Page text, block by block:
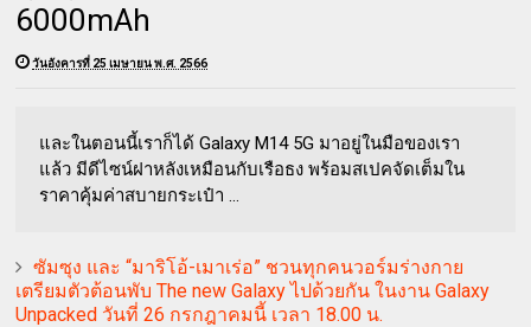
6000mAh
วันอังคารที่ 25 เมษายน พ.ศ. 2566
และในตอนนี้เราก็ได้ Galaxy M14 5G มาอยู่ในมือของเรา
แล้ว มีดีไซน์ฝาหลังเหมือนกับเรือธง พร้อมสเปคจัดเต็มใน
ราคาคุ้มค่าสบายกระเป๋า ...
ซัมซุง และ “มาริโอ้-เมาเร่อ” ชวนทุกคนวอร์มร่างกาย
เตรียมตัวต้อนพับ The new Galaxy ไปด้วยกัน ในงาน Galaxy
Unpacked วันที่ 26 กรกฎาคมนี้ เวลา 18.00 น.